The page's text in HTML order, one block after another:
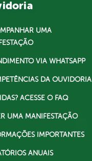
UMA
VIA WHATSAPP
DA OUVIDORIA
ACESSE O FAQ
UMA MANIFESTAÇÃO
IMPORTANTES
ANUAIS